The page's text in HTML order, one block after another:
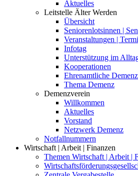
Aktuelles
Leitstelle Älter Werden
Übersicht
Seniorenlotsinnen |
Veranstaltungen |
Infotag
Unterstützung im
Kooperationen
Ehrenamtliche
Thema Demenz
Demenzverein
Willkommen
Aktuelles
Vorstand
Netzwerk Demenz
Notfallnummern
Wirtschaft | Arbeit | Finanzen
Themen Wirtschaft | Arbeit |